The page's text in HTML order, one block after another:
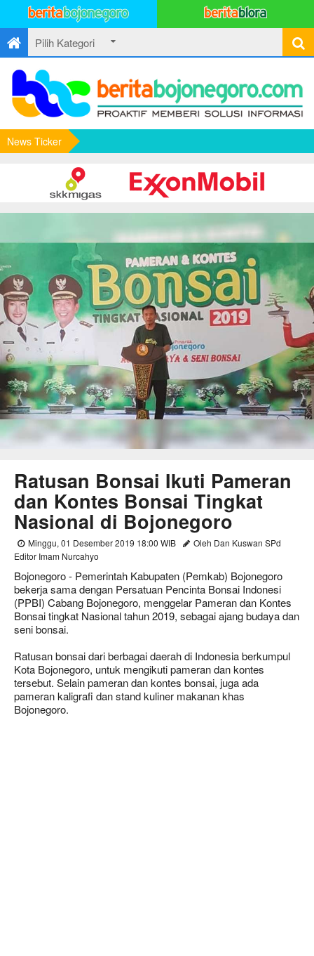
News Ticker
Ratusan Bonsai Ikuti Pameran
dan Kontes Bonsai Tingkat
Nasional di Bojonegoro
Minggu, 01 Desember 2019 18:00 WIB
Oleh Dan Kuswan SPd
Editor Imam Nurcahyo
Bojonegoro - Pemerintah Kabupaten (Pemkab) Bojonegoro
bekerja sama dengan Persatuan Pencinta Bonsai Indonesi
(PPBI) Cabang Bojonegoro, menggelar Pameran dan Kontes
Bonsai tingkat Nasional tahun 2019, sebagai ajang budaya dan
seni bonsai.
Ratusan bonsai dari berbagai daerah di Indonesia berkumpul
Kota Bojonegoro, untuk mengikuti pameran dan kontes
tersebut. Selain pameran dan kontes bonsai, juga ada
pameran kaligrafi dan stand kuliner makanan khas
Bojonegoro.